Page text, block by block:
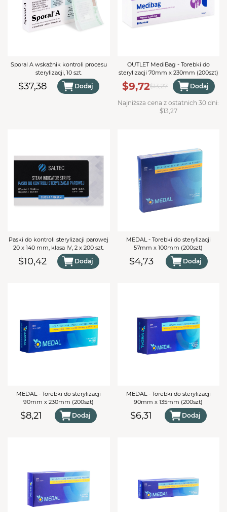
0
PRZEJDŹ DO KOSZYKA
Sporal A wskaźnik kontroli procesu
sterylizacji, 10 szt.
$37,38 Dodaj
OUTLET MediBag - Torebki do
sterylizacji 70mm x 230mm (200szt)
$9,72$13,27 Dodaj
Najniższa cena z ostatnich 30 dni:
$13,27
Paski do kontroli sterylizacji parowej
20 x 140 mm, klasa IV, 2 x 200 szt.
$10,42 Dodaj
MEDAL - Torebki do sterylizacji
57mm x 100mm (200szt)
$4,73 Dodaj
MEDAL - Torebki do sterylizacji
90mm x 230mm (200szt)
$8,21 Dodaj
MEDAL - Torebki do sterylizacji
90mm x 135mm (200szt)
$6,31 Dodaj